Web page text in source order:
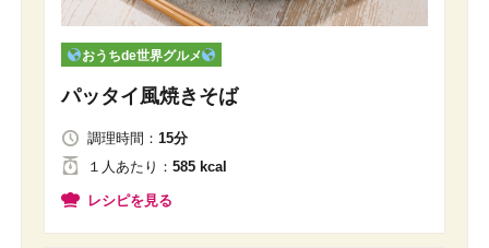
おうちde世界グルメ
パッタイ風焼きそば
調理時間： 15分
１人あたり ： 585 kcal
レシピを見る